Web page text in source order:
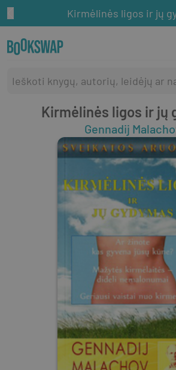
Kirmėlinės ligos ir jų
Kirmėlinės ligos ir jų
Gennadij